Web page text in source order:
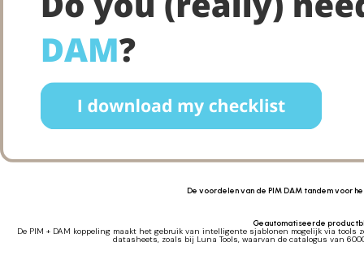
De voordelen van de PIM DAM tandem voor
Geautomatiseerde
De PIM + DAM koppeling maakt het gebruik van intelligente sjablonen mogelijk via tools
datasheets, zoals bij Luna Tools, waarvan de catalogus van